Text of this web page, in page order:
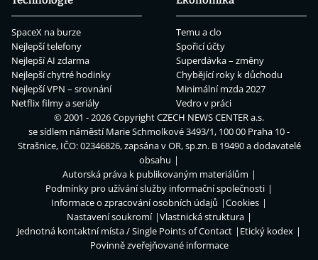
SpaceX na burze
Nejlepší telefony
Nejlepší AI zdarma
Nejlepší chytré hodinky
Nejlepší VPN – srovnání
Netflix filmy a seriály
Temu a clo
Spořicí účty
Superdávka – změny
Chybějící roky k důchodu
Minimální mzda 2027
Vedro v práci
© 2001 - 2026 CopyrightCZECH NEWS CENTER a.s.
se sídlem náměstí Marie Schmolkové 3493/1, 100 00 Praha 10 -
Strašnice, IČO: 02346826, zapsána v OR, sp.zn. B 19490 a dodavatelé
obsahu
Autorská práva k publikovaným materiálům
Podmínky pro užívání služby informační společnosti
Informace o zpracování osobních údajů
Cookies
Nastavení soukromí
Vlastnická struktura
Jednotná kontaktní místa / Single Points of Contact
Etický kodex
Povinně zveřejňované informace